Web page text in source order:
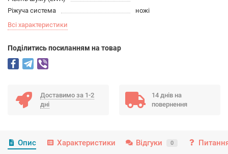
Ріжуча система
ножі
Всі характеристики
Подiлитись посиланням на товар
Доставимо за 1-2
дні
14 днів на
повернення
Опис Характеристики Відгуки 0